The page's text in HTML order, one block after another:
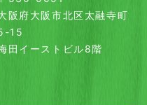
阪府大阪市北区太融寺町
15
田イーストビル8階